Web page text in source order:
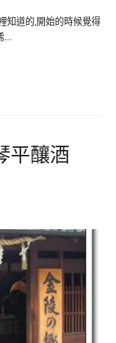
知道的,開始的時候覺得
…
平釀酒